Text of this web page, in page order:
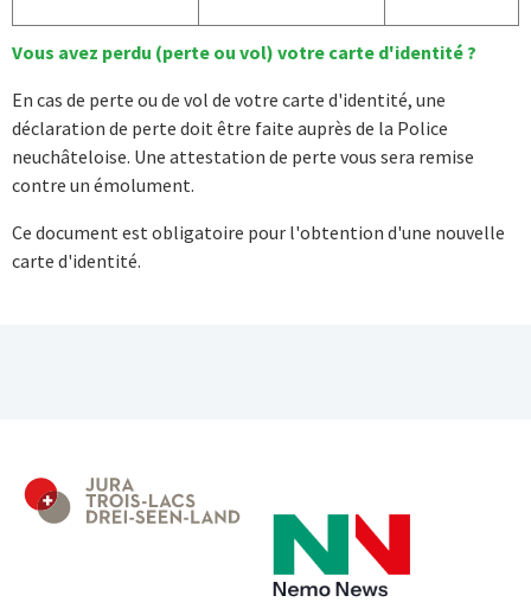
Vous avez perdu (perte ou vol) votre carte d'identité ?
En cas de perte ou de vol de votre carte d'identité, une
déclaration de perte doit être faite auprès de la Police
neuchâteloise. Une attestation de perte vous sera remise
contre un émolument.
Ce document est obligatoire pour l'obtention d'une nouvelle
carte d'identité.